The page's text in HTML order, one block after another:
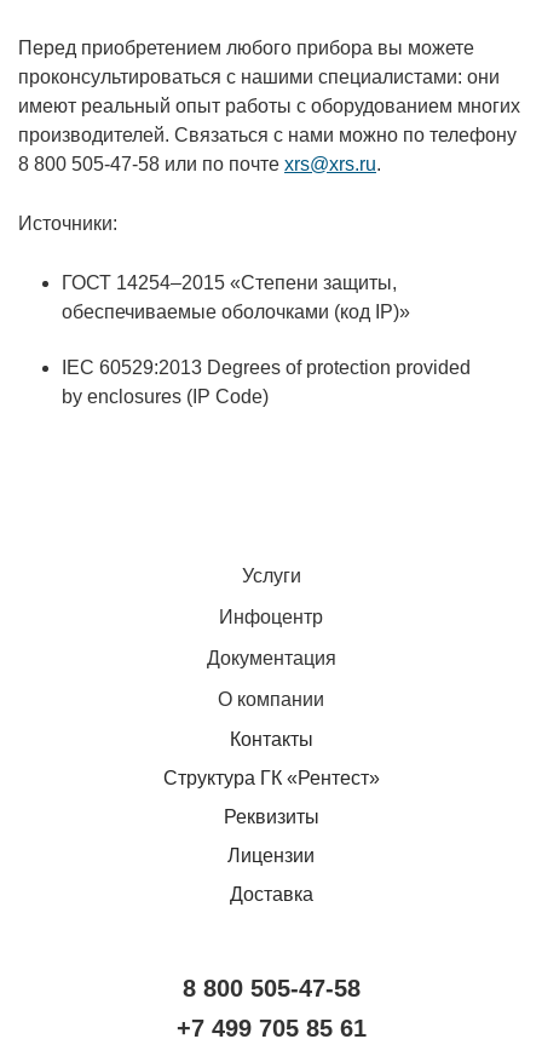
Перед приобретением любого прибора вы можете
проконсультироваться с нашими специалистами: они
имеют реальный опыт работы с оборудованием многих
производителей. Связаться с нами можно по телефону
8 800 505-47-58 или по почте xrs@xrs.ru.
Источники:
ГОСТ 14254–2015 «Степени защиты,
обеспечиваемые оболочками (код IP)»
IEC 60529:2013 Degrees of protection provided
by enclosures (IP Code)
Услуги
Инфоцентр
Документация
О компании
Контакты
Структура ГК «Рентест»
Реквизиты
Лицензии
Доставка
8 800 505-47-58
+7 499 705 85 61